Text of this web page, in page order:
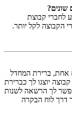
שונים?
לחברי קבוצת
הקבוצה לקל יותר.
ברירת המחדל
יוצגו לך כברירת
לך הרשאה לשנות
דרך לוח הבקרה